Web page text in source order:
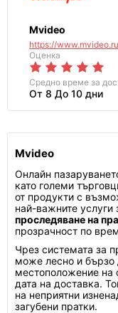
Mvideo
https://
Оценка
Средно време за
От 8 До 10 дни
Mvideo
Онлайн
като големи
от продукти с
най-важните услуги
проследяване на
прозрачност по
Чрез системата за
може лесно и бързо
местоположение на
дата на доставка.
на неприятни
загубени пратки.